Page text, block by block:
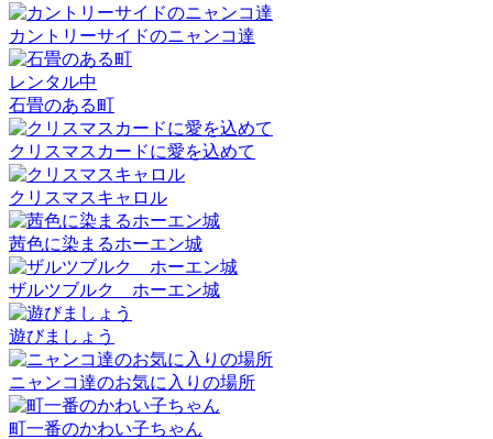
カントリーサイドのニャンコ達
レンタル中
石畳のある町
クリスマスカードに愛を込めて
クリスマスキャロル
茜色に染まるホーエン城
ザルツブルク ホーエン城
遊びましょう
ニャンコ達のお気に入りの場所
町一番のかわい子ちゃん